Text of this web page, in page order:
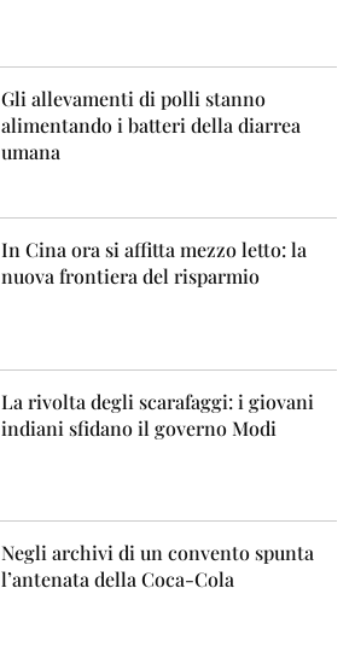
Gli allevamenti di polli stanno
alimentando i batteri della diarrea
umana
In Cina ora si affitta mezzo letto: la
nuova frontiera del risparmio
La rivolta degli scarafaggi: i giovani
indiani sfidano il governo Modi
Negli archivi di un convento spunta
l’antenata della Coca-Cola